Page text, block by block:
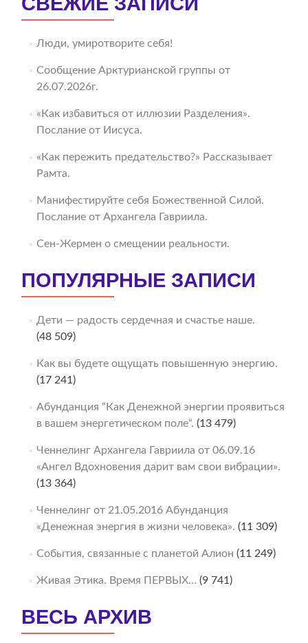
Люди, умиротворите себя!
Сообщение Арктурианской группы от
26.07.2026г.
«Как избавиться от иллюзии Разделения».
Послание от Иисуса.
«Как пережить предательство?» Рассказывает
Рамта.
Манифестируйте себя Божественной Силой.
Послание от Архангела Гавриила.
Сен-Жермен о смещении реальности.
ПОПУЛЯРНЫЕ ЗАПИСИ
Дети — радость сердечная и счастье наше.
(48 509)
Как вы будете ощущать повышенную энергию.
(17 241)
Абунданция “Как Денежной энергии проявиться
в вашем энергетическом поле“. (13 479)
Ченнелинг Архангела Гавриила от 06.09.16
«Ангел Вдохновения дарит вам свои вибрации».
(13 364)
Ченнелинг от 21.05.2016 Абунданция
«Денежная энергия в жизни человека». (11 309)
События, связанные с планетой Алион (11 249)
Живая Этика. Время ПЕРВЫХ… (9 741)
ВЕСЬ АРХИВ